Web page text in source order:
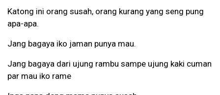
Katong ini orang susah, orang kurang yang seng pung
apa-apa.
Jang bagaya iko jaman punya mau.
Jang bagaya dari ujung rambu sampe ujung kaki cuman
par mau iko rame